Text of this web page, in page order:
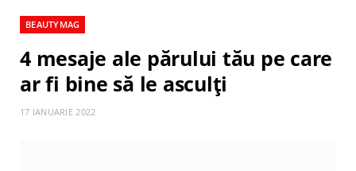
BEAUTYMAG
4 mesaje ale părului tău pe care
ar fi bine să le asculți
17 IANUARIE 2022